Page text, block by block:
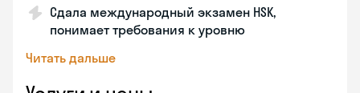
Сдала международный экзамен HSK,
понимает требования к уровню
Читать дальше